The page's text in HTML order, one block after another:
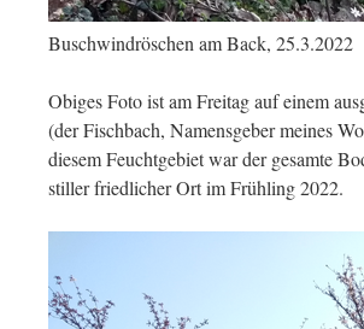
Buschwindröschen am Back, 25.3.2022
Obiges Foto ist am Freitag auf einem
(der Fischbach, Namensgeber meines
diesem Feuchtgebiet war der gesamte
stiller friedlicher Ort im Frühling 2022.